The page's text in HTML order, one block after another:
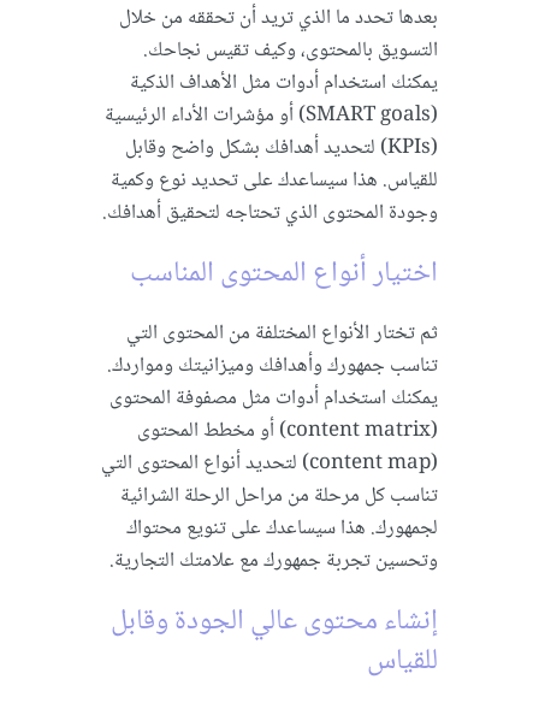
بعدها تحدد ما الذي تريد أن تحققه من خلال
التسويق بالمحتوى، وكيف تقيس نجاحك.
يمكنك استخدام أدوات مثل الأهداف الذكية
(SMART goals) أو مؤشرات الأداء الرئيسية
(KPIs) لتحديد أهدافك بشكل واضح وقابل
للقياس. هذا سيساعدك على تحديد نوع وكمية
وجودة المحتوى الذي تحتاجه لتحقيق أهدافك.
اختيار أنواع المحتوى المناسب
ثم تختار الأنواع المختلفة من المحتوى التي
تناسب جمهورك وأهدافك وميزانيتك ومواردك.
يمكنك استخدام أدوات مثل مصفوفة المحتوى
(content matrix) أو مخطط المحتوى
(content map) لتحديد أنواع المحتوى التي
تناسب كل مرحلة من مراحل الرحلة الشرائية
لجمهورك. هذا سيساعدك على تنويع محتواك
وتحسين تجربة جمهورك مع علامتك التجارية.
إنشاء محتوى عالي الجودة وقابل
للقياس